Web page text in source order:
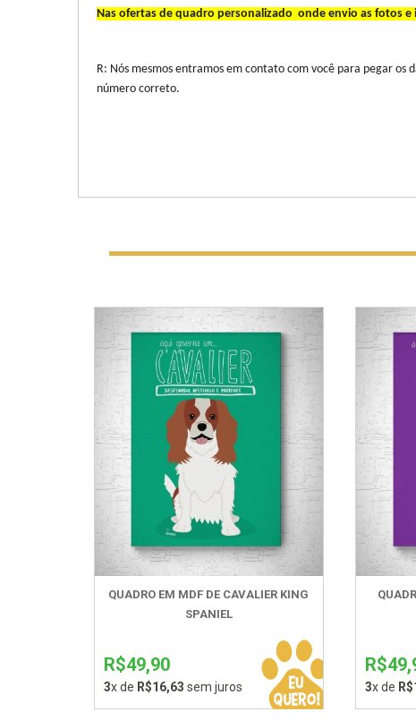
Nas ofertas de quadro personalizado onde envio as fotos e
R: Nós mesmos entramos em contato com você para pegar
número correto.
QUADRO EM MDF DE CAVALIER KING
SPANIEL
R$49,90
3x de R$16,63 sem juros 3x de